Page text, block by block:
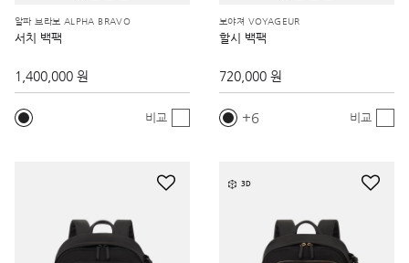
알파 브라보 ALPHA BRAVO
서치 백팩
1,400,000 원
비교
보야져 VOYAGEUR
할시 백팩
720,000 원
6 비교
3D